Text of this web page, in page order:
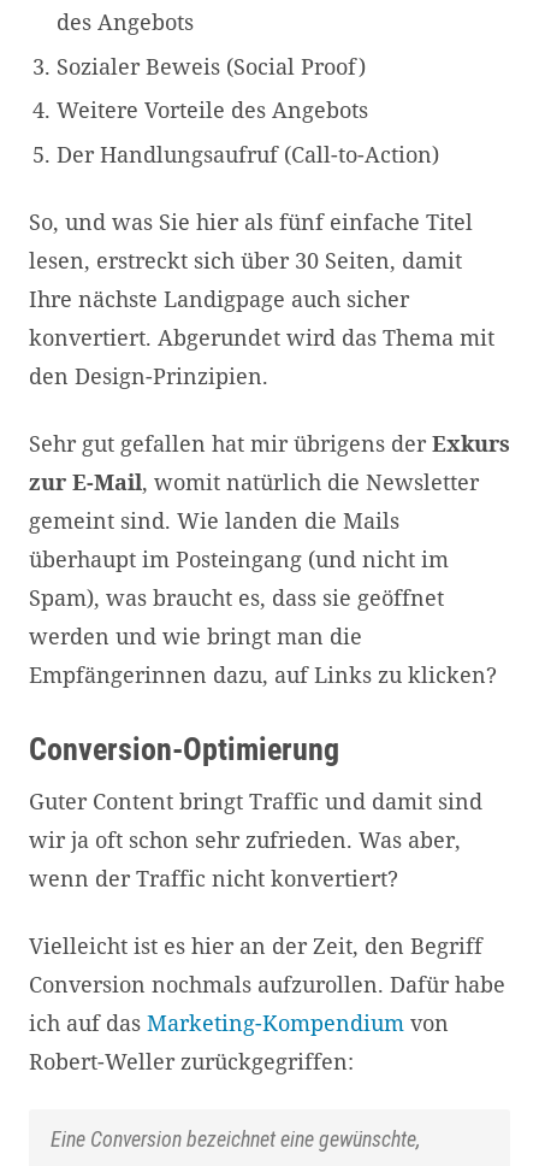
des Angebots
Sozialer Beweis (Social Proof)
Weitere Vorteile des Angebots
Der Handlungsaufruf (Call-to-Action)
So, und was Sie hier als fünf einfache Titel
lesen, erstreckt sich über 30 Seiten, damit
Ihre nächste Landigpage auch sicher
konvertiert. Abgerundet wird das Thema mit
den Design-Prinzipien.
Sehr gut gefallen hat mir übrigens derExkurs
zur E-Mail, womit natürlich die Newsletter
gemeint sind. Wie landen die Mails
überhaupt im Posteingang (und nicht im
Spam), was braucht es, dass sie geöffnet
werden und wie bringt man die
Empfängerinnen dazu, auf Links zu klicken?
Conversion-Optimierung
Guter Content bringt Traffic und damit sind
wir ja oft schon sehr zufrieden. Was aber,
wenn der Traffic nicht konvertiert?
Vielleicht ist es hier an der Zeit, den Begriff
Conversion nochmals aufzurollen. Dafür habe
ich auf das Marketing-Kompendium von
Robert-Weller zurückgegriffen:
Eine Conversion bezeichnet eine gewünschte,